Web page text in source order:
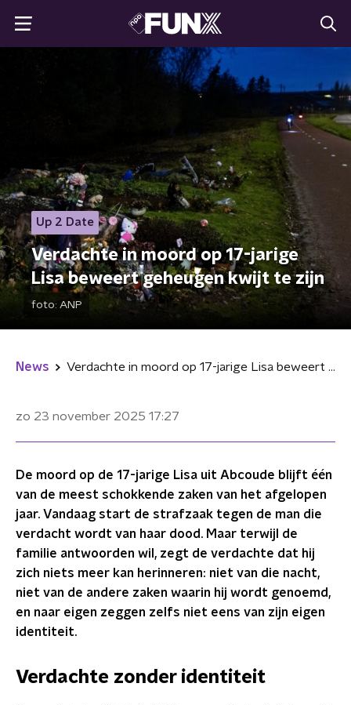
Up 2 Date
Verdachte in moord op 17-jarige
Lisa beweert geheugen kwijt te zijn
foto: ANP
News Verdachte in moord op 17-jarige Lisa beweert geheugen kwijt te zijn
zo 23 november 2025 17:27
De moord op de 17-jarige Lisa uit Abcoude blijft één
van de meest schokkende zaken van het afgelopen
jaar. Vandaag start de strafzaak tegen de man die
verdacht wordt van haar dood. Maar terwijl de
familie antwoorden wil, zegt de verdachte dat hij
zich niets meer kan herinneren: niet van die nacht,
niet van de andere zaken waarin hij wordt genoemd,
en naar eigen zeggen zelfs niet eens van zijn eigen
identiteit.
Verdachte zonder identiteit